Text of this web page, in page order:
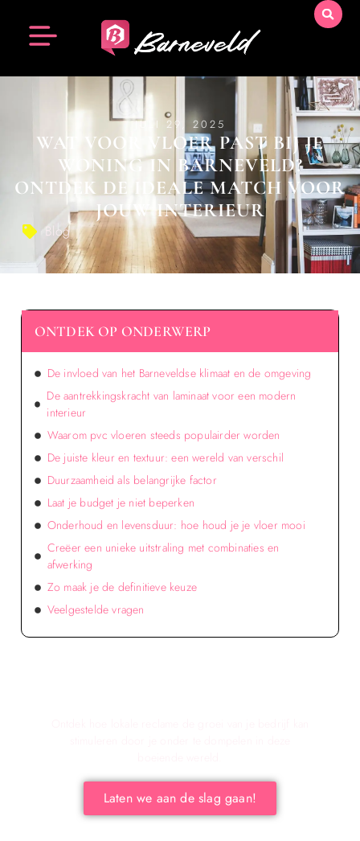
JULI 29, 2025
WAT VOOR VLOER PAST BIJ JE
WONING IN BARNEVELD?
ONTDEK DE IDEALE MATCH VOOR
JOUW INTERIEUR
Blog
ONTDEK OP ONDERWERP
De invloed van het Barneveldse klimaat en de omgeving
De aantrekkingskracht van laminaat voor een modern
interieur
Waarom pvc vloeren steeds populairder worden
De juiste kleur en textuur: een wereld van verschil
Duurzaamheid als belangrijke factor
Laat je budget je niet beperken
Onderhoud en levensduur: hoe houd je je vloer mooi
Creëer een unieke uitstraling met combinaties en
afwerking
Zo maak je de definitieve keuze
Veelgestelde vragen
Laten we aan de slag gaan!